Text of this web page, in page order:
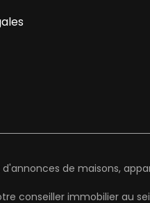
d'annonces de maisons,
conseiller immobilier au